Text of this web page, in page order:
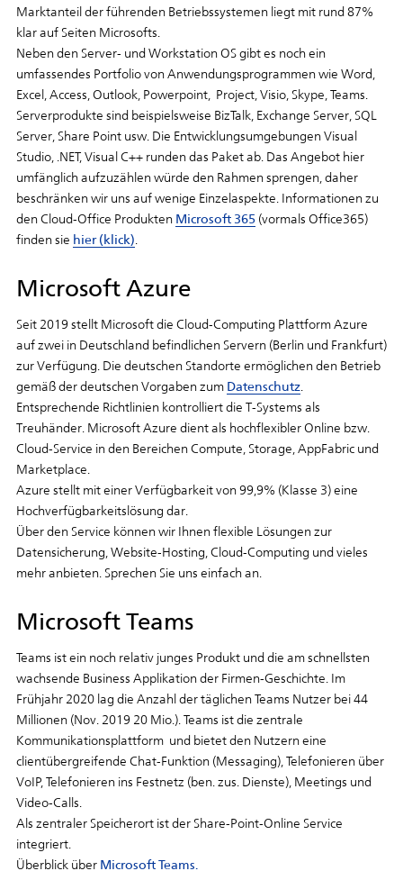
Marktanteil der führenden Betriebssystemen liegt mit rund 87%
klar auf Seiten Microsofts.
Neben den Server- und Workstation OS gibt es noch ein
umfassendes Portfolio von Anwendungsprogrammen wie Word,
Excel, Access, Outlook, Powerpoint, Project, Visio, Skype, Teams.
Serverprodukte sind beispielsweise BizTalk, Exchange Server, SQL
Server, Share Point usw. Die Entwicklungsumgebungen Visual
Studio, .NET, Visual C++ runden das Paket ab. Das Angebot hier
umfänglich aufzuzählen würde den Rahmen sprengen, daher
beschränken wir uns auf wenige Einzelaspekte. Informationen zu
den Cloud-Office Produkten Microsoft 365 (vormals Office365)
finden sie hier (klick).
Microsoft Azure
Seit 2019 stellt Microsoft die Cloud-Computing Plattform Azure
auf zwei in Deutschland befindlichen Servern (Berlin und Frankfurt)
zur Verfügung. Die deutschen Standorte ermöglichen den Betrieb
gemäß der deutschen Vorgaben zum Datenschutz.
Entsprechende Richtlinien kontrolliert die T-Systems als
Treuhänder. Microsoft Azure dient als hochflexibler Online bzw.
Cloud-Service in den Bereichen Compute, Storage, AppFabric und
Marketplace.
Azure stellt mit einer Verfügbarkeit von 99,9% (Klasse 3) eine
Hochverfügbarkeitslösung dar.
Über den Service können wir Ihnen flexible Lösungen zur
Datensicherung, Website-Hosting, Cloud-Computing und vieles
mehr anbieten. Sprechen Sie uns einfach an.
Microsoft Teams
Teams ist ein noch relativ junges Produkt und die am schnellsten
wachsende Business Applikation der Firmen-Geschichte. Im
Frühjahr 2020 lag die Anzahl der täglichen Teams Nutzer bei 44
Millionen (Nov. 2019 20 Mio.). Teams ist die zentrale
Kommunikationsplattform und bietet den Nutzern eine
clientübergreifende Chat-Funktion (Messaging), Telefonieren über
VoIP, Telefonieren ins Festnetz (ben. zus. Dienste), Meetings und
Video-Calls.
Als zentraler Speicherort ist der Share-Point-Online Service
integriert.
Überblick über Microsoft Teams.